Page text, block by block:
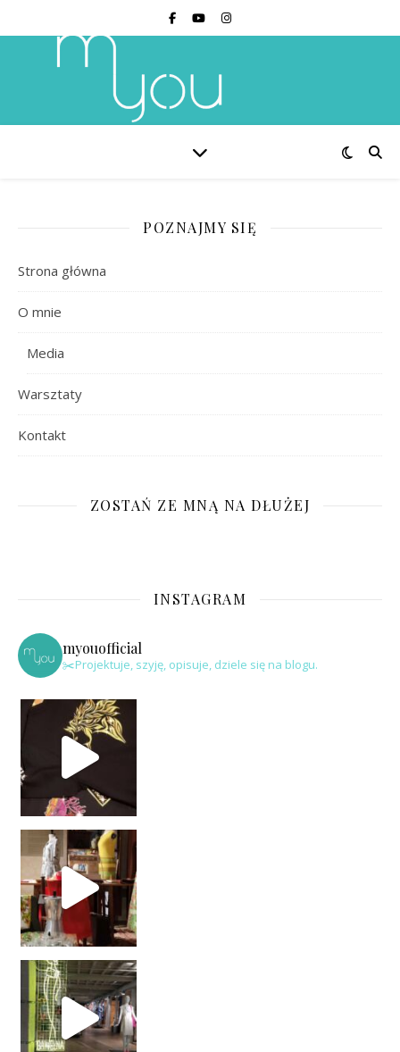
POZNAJMY SIĘ
Strona główna
O mnie
Media
Warsztaty
Kontakt
ZOSTAŃ ZE MNĄ NA DŁUŻEJ
INSTAGRAM
myouofficial
✂️Projektuje, szyję, opisuje, dziele się na blogu.